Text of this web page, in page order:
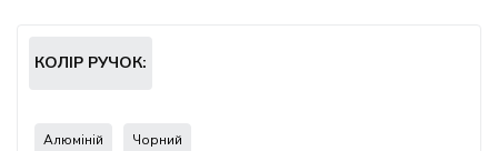
КОЛІР РУЧОК:
Алюміній Чорний